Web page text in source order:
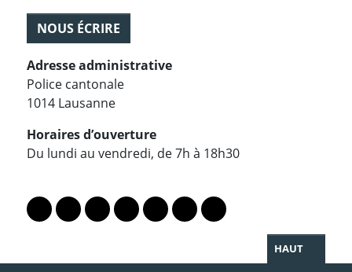
NOUS ÉCRIRE
Adresse administrative
Police cantonale
1014 Lausanne
Horaires d’ouverture
Du lundi au vendredi, de 7h à 18h30
Lien vers le profil Mastodon
Lien vers le profil Bluesky
Lien vers le profil Instagram
Lien vers le profil Linkedin
Lien vers le profil Facebook
Lien vers le profil Twitter
Partager par WhatsApp
HAUT